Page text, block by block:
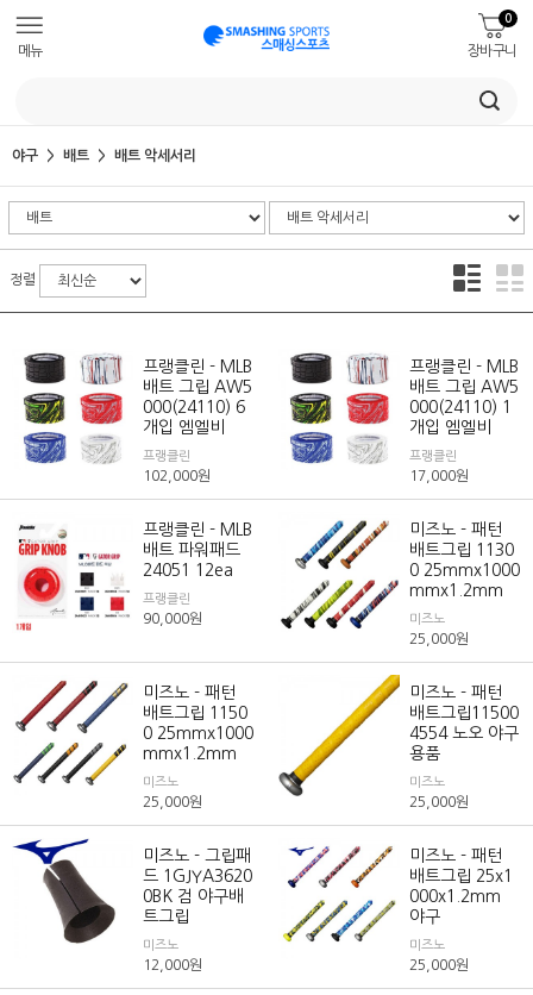
메뉴 장바구니
0
야구 배트 배트 악세서리
정렬
프랭클린 - MLB
배트 그립 AW5
000(24110) 6
개입 엠엘비
프랭클린
102,000원
프랭클린 - MLB
배트 그립 AW5
000(24110) 1
개입 엠엘비
프랭클린
17,000원
프랭클린 - MLB
배트 파워패드
24051 12ea
프랭클린
90,000원
미즈노 - 패턴
배트그립 1130
0 25mmx1000
mmx1.2mm
미즈노
25,000원
미즈노 - 패턴
배트그립 1150
0 25mmx1000
mmx1.2mm
미즈노
25,000원
미즈노 - 패턴
배트그립11500
4554 노오 야구
용품
미즈노
25,000원
미즈노 - 그립패
드 1GJYA3620
0BK 검 야구배
트그립
미즈노
12,000원
미즈노 - 패턴
배트그립 25x1
000x1.2mm
야구
미즈노
25,000원